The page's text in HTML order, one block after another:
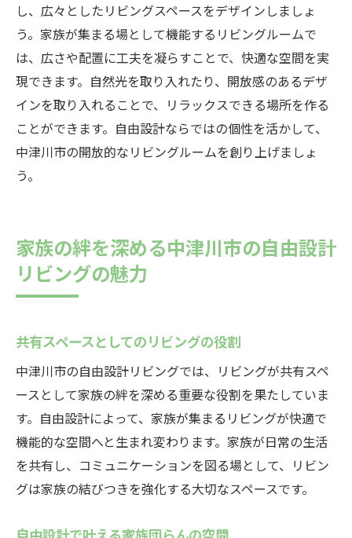
し、広々としたリビングスペースをデザインしましょ
う。家族が集まる場として機能するリビングルームで
は、広さや配置に工夫を凝らすことで、快適な空間を実
現できます。自然光を取り入れたり、開放感のあるデザ
インを取り入れることで、リラックスできる場所を作る
ことができます。自由設計ならではの個性を活かして、
中津川市の開放的なリビングルームを創り上げましょ
う。
家族の絆を深める中津川市の自由設計
リビングの魅力
共有スペースとしてのリビングの役割
中津川市の自由設計リビングでは、リビングが共有スペ
ースとして家族の絆を深める重要な役割を果たしていま
す。自由設計によって、家族が集まるリビングが快適で
機能的な空間へと生まれ変わります。家族が日常の生活
を共有し、コミュニケーションを図る場として、リビン
グは家族の結びつきを強化する大切なスペースです。